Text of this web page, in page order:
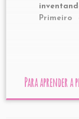
Primeiro
Para aprender